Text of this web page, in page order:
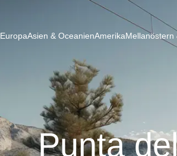
EuropaAsien & OceanienAmerikaMellanöstern
Punta